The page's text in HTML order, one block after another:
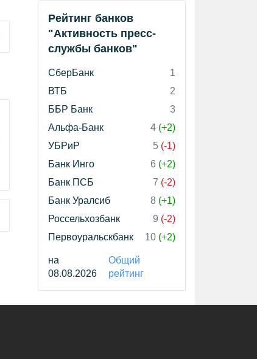
Рейтинг банков
"Активность пресс-
службы банков"
СберБанк
1
ВТБ
2
ББР Банк
3
Альфа-Банк
4 (+2)
УБРиР
5 (-1)
Банк Инго
6 (+2)
Банк ПСБ
7 (-2)
Банк Уралсиб
8 (+1)
Россельхозбанк
9 (-2)
Первоуральскбанк
10 (+2)
на
08.08.2026
Общий
рейтинг